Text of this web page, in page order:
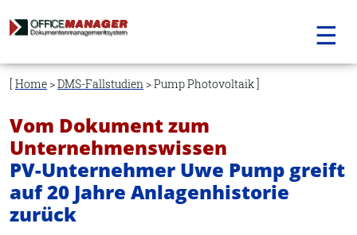
Navigation
überspringen
☰
Home >DMS-Fallstudien > Pump Photovoltaik
Vom Dokument zum
Unternehmenswissen
PV-Unternehmer Uwe Pump greift
auf 20 Jahre Anlagenhistorie
zurück